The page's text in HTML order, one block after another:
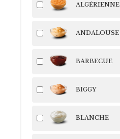
ALGÉRIENNE
ANDALOUSE
BARBECUE
BIGGY
BLANCHE